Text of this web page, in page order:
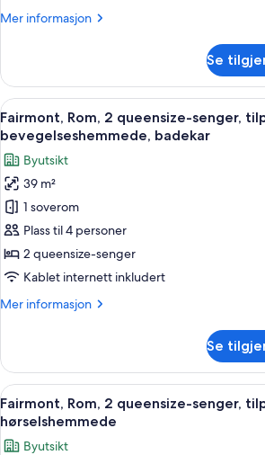
tilpasset
Mer informasjon
Mer
Rom,
kingsize-
seng,
tilpasset
hørselshemmede
Se
Åpne
alle
bildene
av
Fairmont,
Rom,
2
queensize-
senger,
bevegelseshemmede,
Italienske
3
Fairmont, Rom, 2 queensize-senger,
bevegelseshemmede, badekar
Byutsikt
39 m²
1 soverom
Plass til 4 personer
2 queensize-senger
Kablet internett inkludert
Mer informasjon
Mer
Rom,
queensize-
senger,
bevegelseshemmede,
Se
Åpne
alle
bildene
Italienske
3
Fairmont, Rom, 2 queensize-senger,
hørselshemmede
Byutsikt